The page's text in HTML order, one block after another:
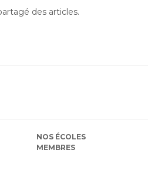
des articles.
NOS ÉCOLES
MEMBRES